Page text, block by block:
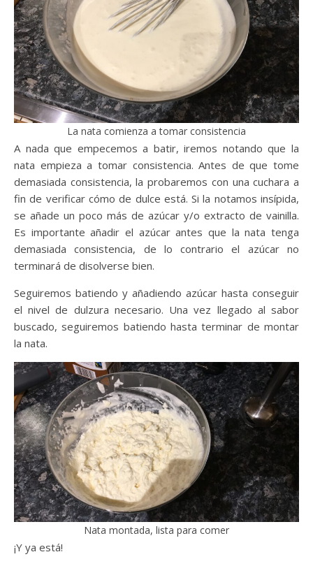
La nata comienza a tomar consistencia
A nada que empecemos a batir, iremos notando que la
nata empieza a tomar consistencia. Antes de que tome
demasiada consistencia, la probaremos con una cuchara a
fin de verificar cómo de dulce está. Si la notamos insípida,
se añade un poco más de azúcar y/o extracto de vainilla.
Es importante añadir el azúcar antes que la nata tenga
demasiada consistencia, de lo contrario el azúcar no
terminará de disolverse bien.
Seguiremos batiendo y añadiendo azúcar hasta conseguir
el nivel de dulzura necesario. Una vez llegado al sabor
buscado, seguiremos batiendo hasta terminar de montar
la nata.
Nata montada, lista para comer
¡Y ya está!